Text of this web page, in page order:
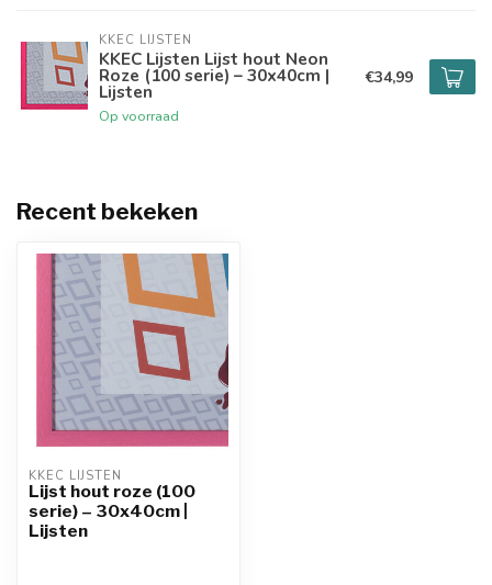
KKEC LIJSTEN
KKEC Lijsten Lijst hout Neon
Roze (100 serie) – 30x40cm |
Lijsten
Op voorraad
€34,99
Recent bekeken
KKEC LIJSTEN
Lijst hout roze (100
serie) – 30x40cm |
Lijsten